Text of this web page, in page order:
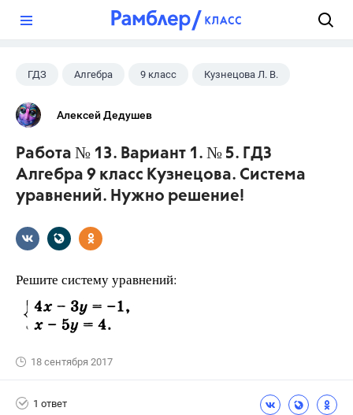
ГДЗ Алгебра 9 класс Кузнецова Л. В.
Алексей Дедушев
Работа № 13. Вариант 1. № 5. ГДЗ
Алгебра 9 класс Кузнецова. Система
уравнений. Нужно решение!
Решите систему уравнений:
18 сентября 2017
1 ответ